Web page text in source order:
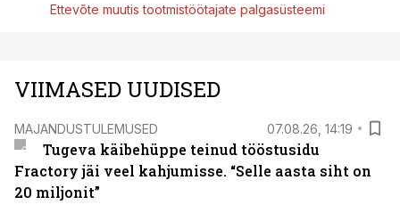
Ettevõte muutis tootmistöötajate palgasüsteemi
VIIMASED UUDISED
MAJANDUSTULEMUSED 07.08.26, 14:19
Tugeva käibehüppe teinud tööstusidu
Fractory jäi veel kahjumisse. “Selle aasta siht on
20 miljonit”